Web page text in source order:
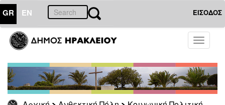
GR EN ΕΙΣΟΔΟΣ
Toggle
ΑΝΘΕΚΤΙΚΗ
ΠΟΛΗ
Κοινωνική
Πολιτική
Νέα